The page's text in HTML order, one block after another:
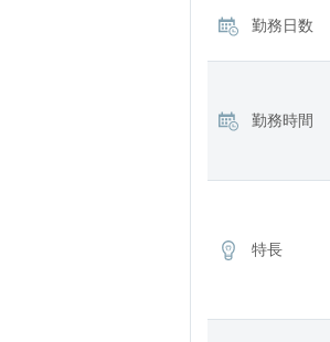
勤務日数
勤務時間
特長